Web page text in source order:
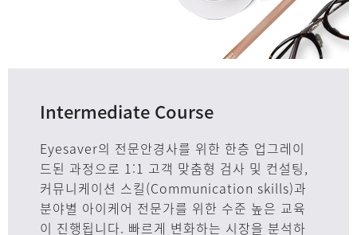
Intermediate Course
Eyesaver의 전문안경사를 위한 한층 업그레이
드된 과정으로 1:1 고객 맞춤형 검사 및 컨설팅,
커뮤니케이션 스킬(Communication skills)과
분야별 아이케어 전문가를 위한 수준 높은 교육
이 진행됩니다. 빠르게 변화하는 시장을 분석하